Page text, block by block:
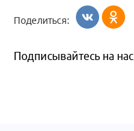
Поделиться:
Подписывайтесь на нас